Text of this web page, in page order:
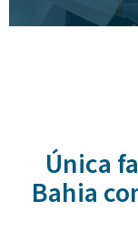
Única
Bahia